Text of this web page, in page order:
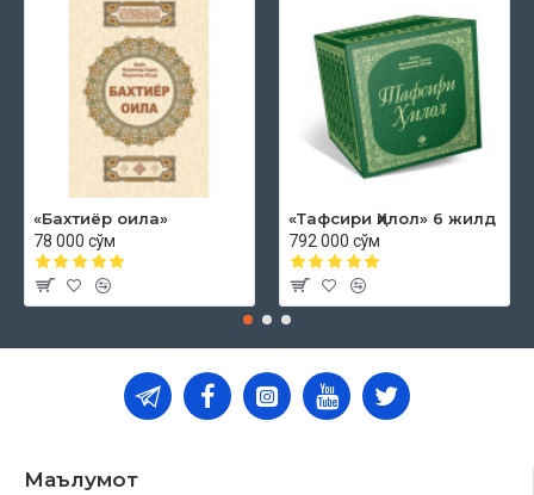
«Бахтиёр оила»
78 000 сўм
«Тафсири Ҳилол» 6 жилд
792 000 сўм
Маълумот